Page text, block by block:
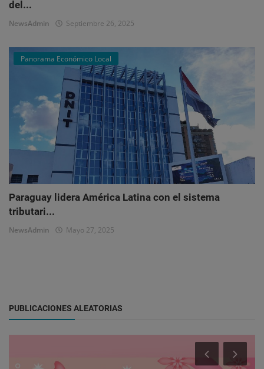
del...
NewsAdmin Septiembre 26, 2025
Panorama Económico Local
Paraguay lidera América Latina con el sistema
tributari...
NewsAdmin Mayo 27, 2025
PUBLICACIONES ALEATORIAS